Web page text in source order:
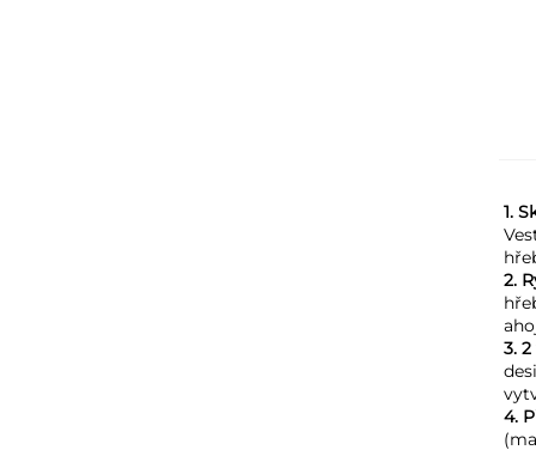
1.
2.
3.
4.